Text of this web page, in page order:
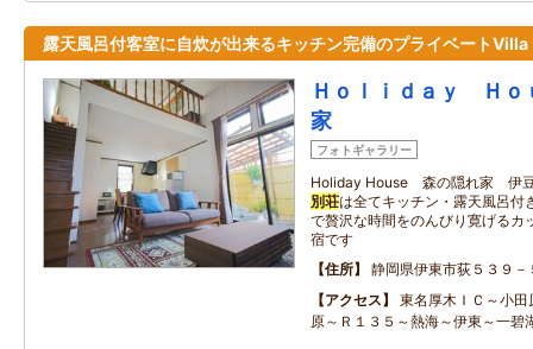
露天風呂付客室に自炊が出来るキッチン完備のプライベート
Ｈｏｌｉｄａｙ Ｈ
家
フォトギャラリー
Holiday House 森の隠れ家 伊豆
別荘は全てキッチン・露天風呂付
で贅沢な時間をのんびり寛げるカ
宿です
住所
静岡県伊東市荻５３９－
アクセス
東名厚木ＩＣ～小
原～Ｒ１３５～熱海～伊東～一碧